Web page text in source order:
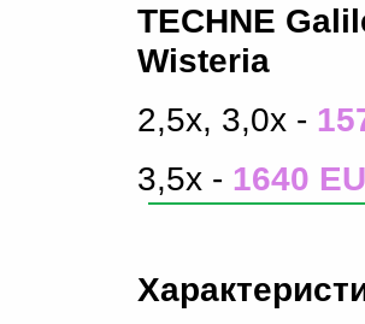
TECHNE
Wisteria
2,5x, 3,0x -
3,5x - 1640